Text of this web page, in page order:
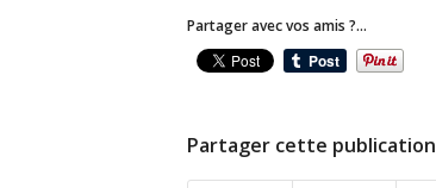
Partager avec vos amis ?...
Partager cette publication